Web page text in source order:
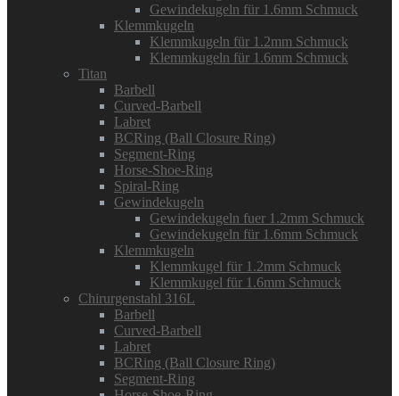
Gewindekugeln für 1.6mm Schmuck
Klemmkugeln
Klemmkugeln für 1.2mm Schmuck
Klemmkugeln für 1.6mm Schmuck
Titan
Barbell
Curved-Barbell
Labret
BCRing (Ball Closure Ring)
Segment-Ring
Horse-Shoe-Ring
Spiral-Ring
Gewindekugeln
Gewindekugeln fuer 1.2mm Schmuck
Gewindekugeln für 1.6mm Schmuck
Klemmkugeln
Klemmkugel für 1.2mm Schmuck
Klemmkugel für 1.6mm Schmuck
Chirurgenstahl 316L
Barbell
Curved-Barbell
Labret
BCRing (Ball Closure Ring)
Segment-Ring